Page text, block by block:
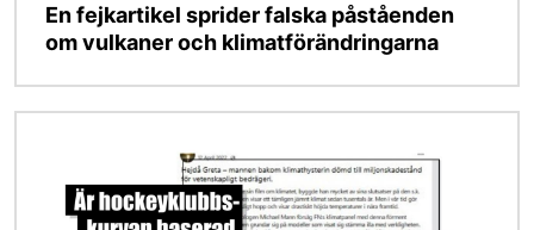
En fejkartikel sprider falska påståenden
om vulkaner och klimatförändringarna